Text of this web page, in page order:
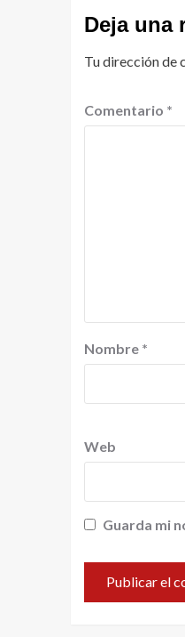
Deja una
Tu dirección de
Comentario *
Nombre *
Web
Guarda mi